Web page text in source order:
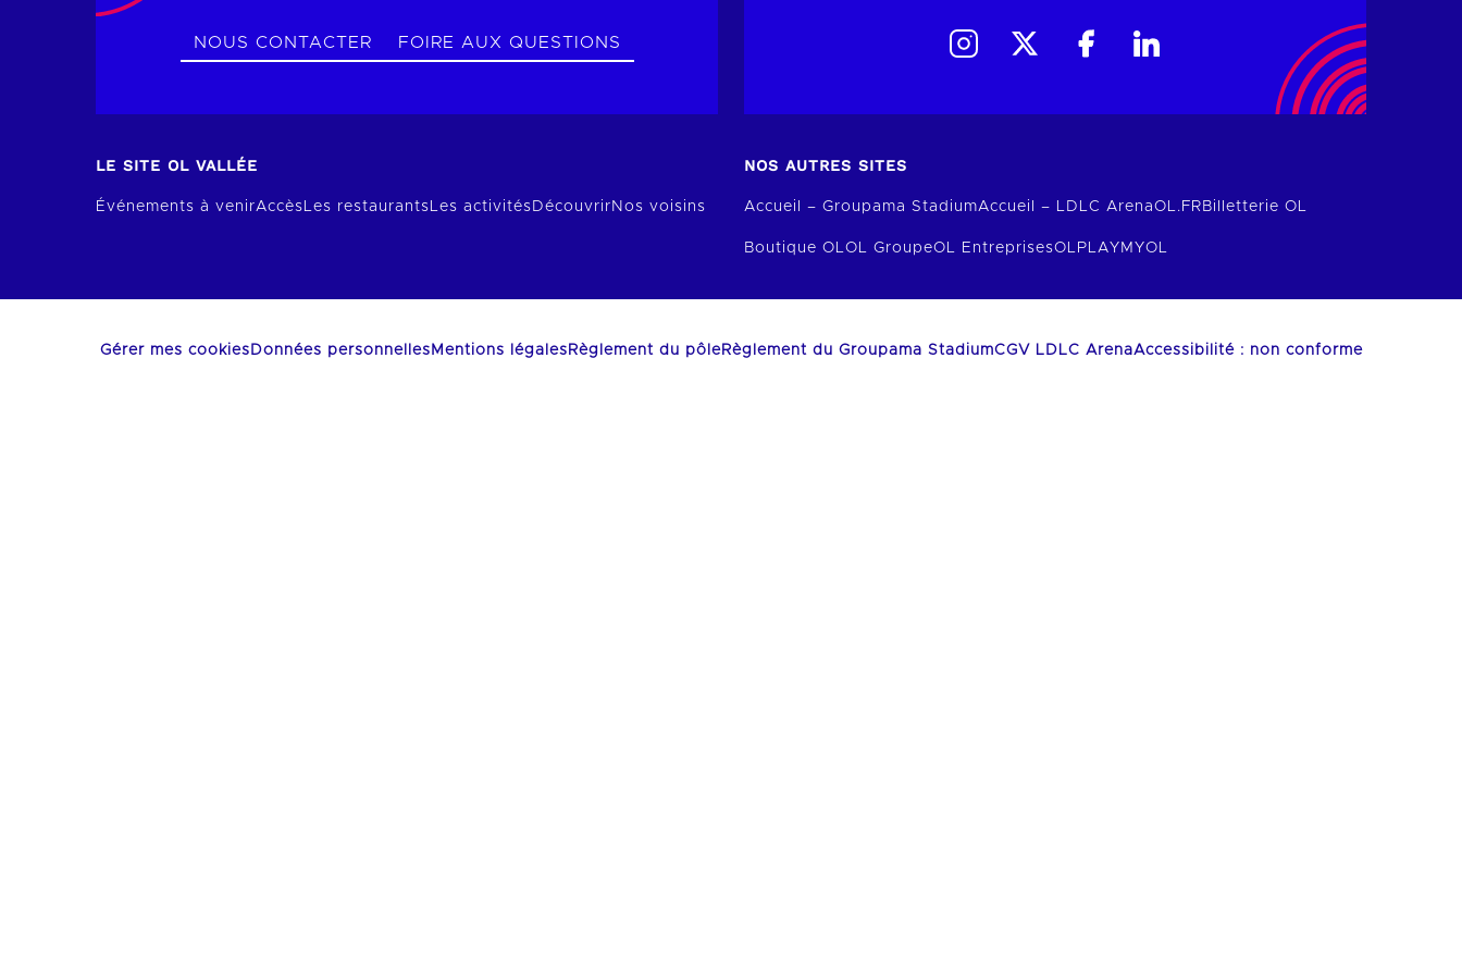
NOUS CONTACTER FOIRE AUX QUESTIONS
LE SITE OL VALLÉE
Événements à venirAccèsLes restaurantsLes activités Découvrir Nos voisins
NOS AUTRES SITES
Accueil – Groupama StadiumAccueil – LDLC ArenaOL.FR Billetterie OL
Boutique OLOL GroupeOL EntreprisesOLPLAY MYOL
Gérer mes cookies Données personnelles Mentions légales Règlement du pôleRèglement du Groupama StadiumCGV LDLC ArenaAccessibilité : non conforme